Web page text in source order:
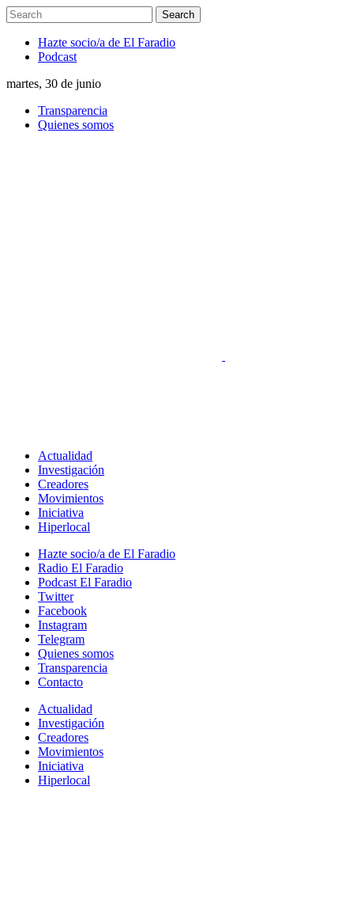
Hazte socio/a de El Faradio
Podcast
martes, 30 de junio
Transparencia
Quienes somos
Actualidad
Investigación
Creadores
Movimientos
Iniciativa
Hiperlocal
Hazte socio/a de El Faradio
Radio El Faradio
Podcast El Faradio
Twitter
Facebook
Instagram
Telegram
Quienes somos
Transparencia
Contacto
Actualidad
Investigación
Creadores
Movimientos
Iniciativa
Hiperlocal